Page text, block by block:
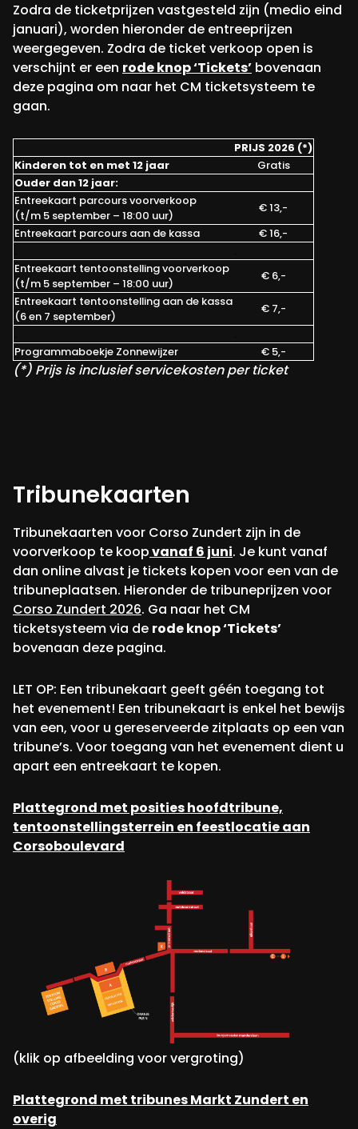
Zodra de ticketprijzen vastgesteld zijn (medio eind
januari), worden hieronder de entreeprijzen
weergegeven. Zodra de ticket verkoop open is
verschijnt er een rode knop ‘Tickets’ bovenaan
deze pagina om naar het CM ticketsysteem te
gaan.
PRIJS 2026 (*)
Kinderen tot en met 12 jaar
Gratis
Ouder dan 12 jaar:
Entreekaart parcours voorverkoop
(t/m 5 september – 18:00 uur)
€ 13,-
Entreekaart parcours aan de kassa
€ 16,-
Entreekaart tentoonstelling voorverkoop
(t/m 5 september – 18:00 uur)
€ 6,-
Entreekaart tentoonstelling aan de kassa
(6 en 7 september)
€ 7,-
Programmaboekje Zonnewijzer
€ 5,-
(*) Prijs is inclusief servicekosten per ticket
Tribunekaarten
Tribunekaarten voor Corso Zundert zijn in de
voorverkoop te koopvanaf 6 juni. Je kunt vanaf
dan online alvast je tickets kopen voor een van de
tribuneplaatsen. Hieronder de tribuneprijzen voor
Corso Zundert 2026. Ga naar het CM
ticketsysteem via de rode knop ‘Tickets’
bovenaan deze pagina.
LET OP: Een tribunekaart geeft géén toegang tot
het evenement! Een tribunekaart is enkel het bewijs
van een, voor u gereserveerde zitplaats op een van
tribune’s. Voor toegang van het evenement dient u
apart een entreekaart te kopen.
Plattegrond met posities hoofdtribune,
tentoonstellingsterrein en feestlocatie aan
Corsoboulevard
(klik op afbeelding voor vergroting)
Plattegrond met tribunes Markt Zundert en
overig